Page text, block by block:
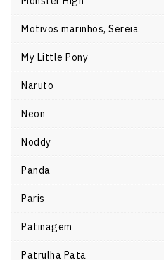
Motivos marinhos, Sereia
My Little Pony
Naruto
Neon
Noddy
Panda
Paris
Patinagem
Patrulha Pata